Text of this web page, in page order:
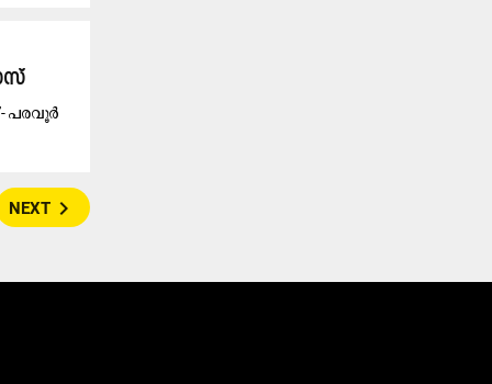
പരവൂർ
NEXT navigate_next